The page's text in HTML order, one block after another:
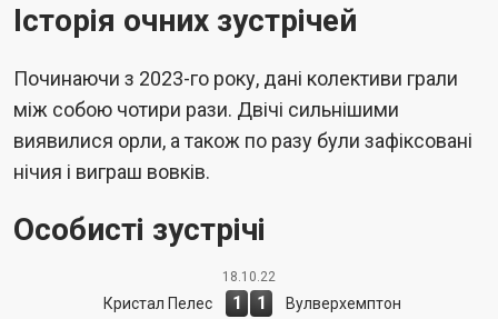
Історія очних зустрічей
Починаючи з 2023-го року, дані колективи грали
між собою чотири рази. Двічі сильнішими
виявилися орли, а також по разу були зафіксовані
нічия і виграш вовків.
Особисті зустрічі
18.10.22
Кристал Пелес 1 1 Вулверхемптон